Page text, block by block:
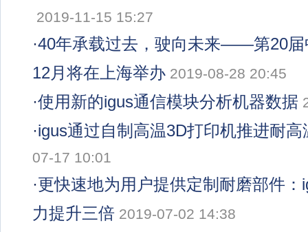
2019-11-15 15:27
·40年承载过去，驶向未来——第20届
12月将在上海举办 2019-08-28 20:45
·使用新的igus通信模块分析机器数据
·igus通过自制高温3D打印机推进耐
07-17 10:01
·更快速地为用户提供定制耐磨部件
力提升三倍 2019-07-02 14:38